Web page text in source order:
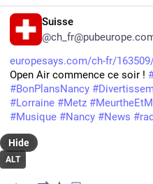
Suisse
europesays.com/ch-fr/
Open Air commence ce soir !
#BonPlansNancy #
#Lorraine #Metz #
#Musique #Nancy #News #
ALT
Hide